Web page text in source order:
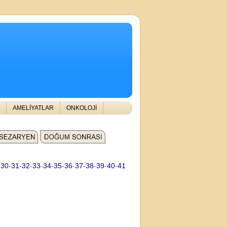
AMELİYATLAR ONKOLOJİ
30-31 -32-33-34-35-36-37-38-39-40-41